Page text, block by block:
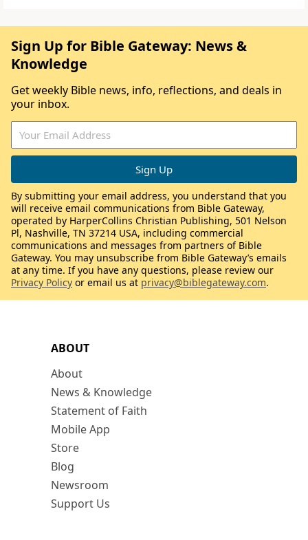
ABOUT
About
News & Knowledge
Statement of Faith
Mobile App
Store
Blog
Newsroom
Support Us
Sign Up for Bible Gateway: News &
Knowledge
Get weekly Bible news, info, reflections, and deals in
your inbox.
By submitting your email address, you understand that you
will receive email communications from Bible Gateway,
operated by HarperCollins Christian Publishing, 501 Nelson
Pl, Nashville, TN 37214 USA, including commercial
communications and messages from partners of Bible
Gateway. You may unsubscribe from Bible Gateway’s emails
at any time. If you have any questions, please review our
Privacy Policy or email us at privacy@biblegateway.com.